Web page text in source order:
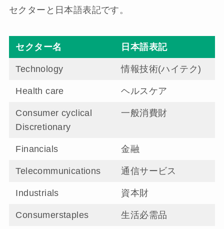
セクターと日本語表記です。
セクター名 日本語表記
Technology 情報技術(ハイテク)
Health care ヘルスケア
Consumer cyclical
Discretionary
一般消費財
Financials 金融
Telecommunications 通信サービス
Industrials 資本財
Consumerstaples 生活必需品